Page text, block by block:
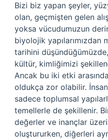
Bizi biz yapan şeyler,
olan, geçmişten gelen
yoksa vücudumuzun
biyolojik yapılarımızdan
tarihini
kültür, kimliğimizi
Ancak bu iki etki
oldukça zor olabilir.
sadece toplumsal
temellerle de şekillenir.
değerler ve inançlar
oluştururken, diğerleri